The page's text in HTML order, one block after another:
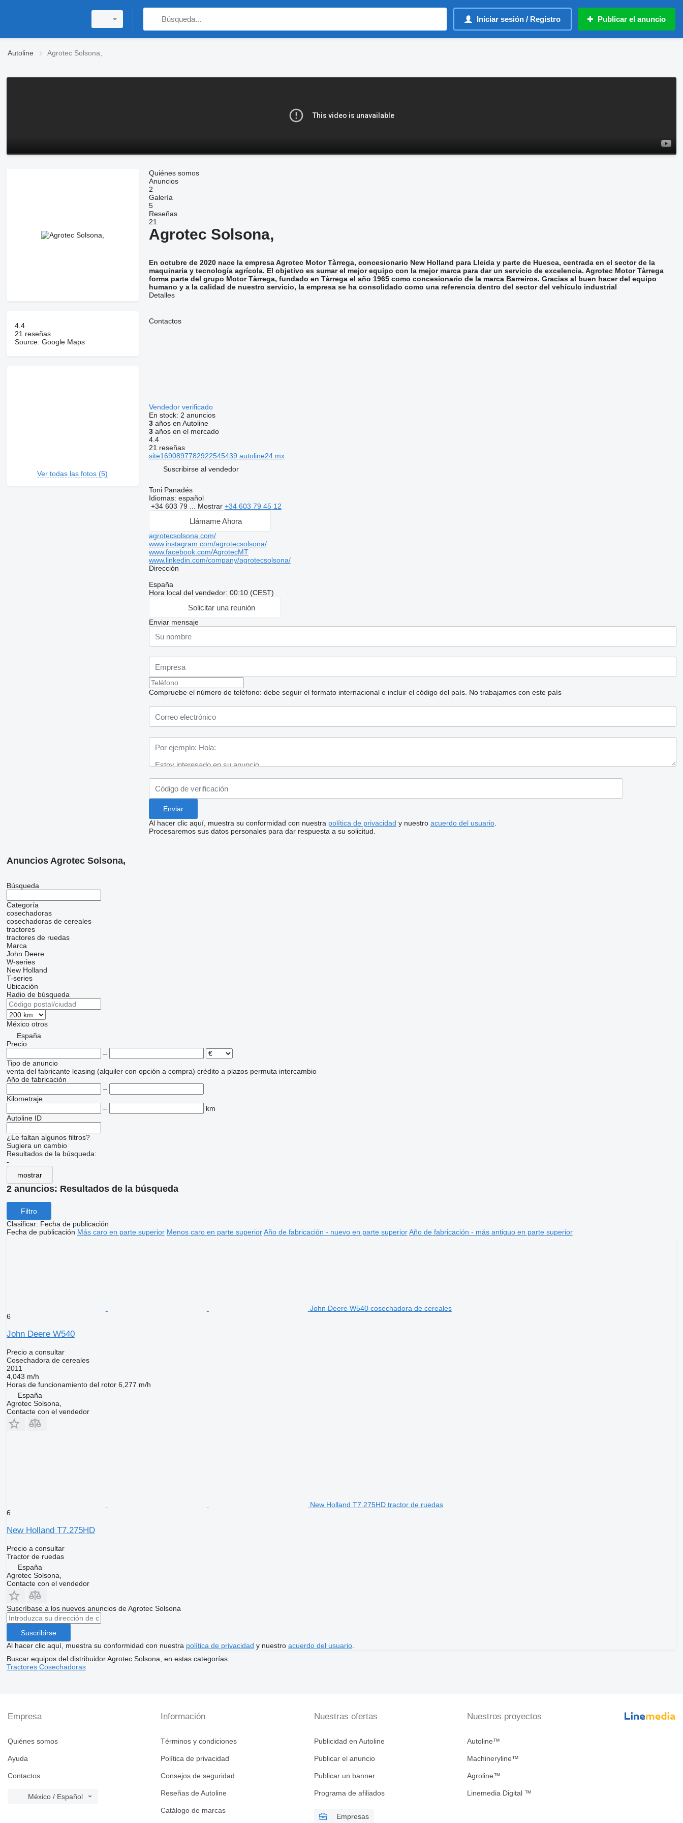
Iniciar sesión / Registro Publicar el anuncio
Autoline Agrotec Solsona,
4.4
21 reseñas
Source: Google Maps
Ver todas las fotos (5)
Quiénes somos
Anuncios
2
Galería
5
Reseñas
21
Agrotec Solsona,
En octubre de 2020 nace la empresa Agrotec Motor Tàrrega, concesionario New Holland para Lleida y parte de Huesca, centrada en el sector de la
maquinaria y tecnología agrícola. El objetivo es sumar el mejor equipo con la mejor marca para dar un servicio de excelencia. Agrotec Motor Tàrrega
forma parte del grupo Motor Tàrrega, fundado en Tàrrega el año 1965 como concesionario de la marca Barreiros. Gracias al buen hacer del equipo
humano y a la calidad de nuestro servicio, la empresa se ha consolidado como una referencia dentro del sector del vehículo industrial
Detalles
Contactos
Vendedor verificado
En stock: 2 anuncios
3años en Autoline
3años en el mercado
4.4
21 reseñas
site1690897782922545439.autoline24.mx
Suscribirse al vendedor
Toni Panadés
Idiomas: español
+34 603 79 ... Mostrar +34 603 79 45 12
Llámame Ahora
agrotecsolsona.com/
www.instagram.com/agrotecsolsona/
www.facebook.com/AgrotecMT
www.linkedin.com/company/agrotecsolsona/
Dirección
España
Hora local del vendedor: 00:10 (CEST)
Solicitar una reunión
Enviar mensaje
Compruebe el número de teléfono: debe seguir el formato internacional e incluir el código del país. No trabajamos con este país
Al hacer clic aquí, muestra su conformidad con nuestra política de privacidad y nuestro acuerdo del usuario.
Procesaremos sus datos personales para dar respuesta a su solicitud.
Anuncios Agrotec Solsona,
Búsqueda
Categoría
cosechadoras
cosechadoras de cereales
tractores
tractores de ruedas
Marca
John Deere
W-series
New Holland
T-series
Ubicación
Radio de búsqueda
México otros
España
Precio
–
Tipo de anuncio
venta del fabricante leasing (alquiler con opción a compra) crédito a plazos permuta intercambio
Año de fabricación
–
Kilometraje
–
km
Autoline ID
¿Le faltan algunos filtros?
Sugiera un cambio
Resultados de la búsqueda:
-
mostrar
2 anuncios: Resultados de la búsqueda
Filtro
Clasificar: Fecha de publicación
Fecha de publicación Más caro en parte superior Menos caro en parte superior Año de fabricación - nuevo en parte superior Año de fabricación - más antiguo en parte superior
John Deere W540 cosechadora de cereales
6
John Deere W540
Precio a consultar
Cosechadora de cereales
2011
4,043 m/h
Horas de funcionamiento del rotor 6,277 m/h
España
Agrotec Solsona,
Contacte con el vendedor
New Holland T7.275HD tractor de ruedas
6
New Holland T7.275HD
Precio a consultar
Tractor de ruedas
España
Agrotec Solsona,
Contacte con el vendedor
Suscríbase a los nuevos anuncios de Agrotec Solsona
Suscribirse
Al hacer clic aquí, muestra su conformidad con nuestra política de privacidad y nuestro acuerdo del usuario.
Buscar equipos del distribuidor Agrotec Solsona, en estas categorías
Tractores Cosechadoras
Empresa
Quiénes somos
Ayuda
Contactos
México / Español
Información
Términos y condiciones
Política de privacidad
Consejos de seguridad
Reseñas de Autoline
Catálogo de marcas
Nuestras ofertas
Publicidad en Autoline
Publicar el anuncio
Publicar un banner
Programa de afiliados
Empresas
Nuestros proyectos
Autoline™
Machineryline™
Agroline™
Linemedia Digital ™